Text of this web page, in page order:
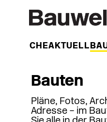
WOCHEAKTUELL
Bauten
Pläne, Fotos,
Adresse – im